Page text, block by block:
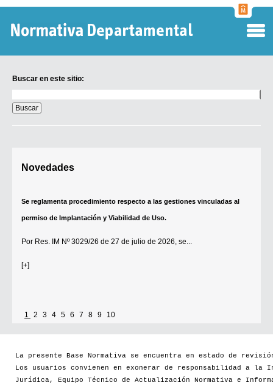
Buscar en este sitio:
en
este
sitio:
Novedades
Se reglamenta procedimiento respecto a las gestiones vinculadas al
permiso de Implantación y Viabilidad de Uso.
Por Res. IM Nº 3029/26 de 27 de julio de 2026, se...
[+]
1 2 3 4 5 6 7 8 9 10
La presente Base Normativa se encuentra en estado de
Los usuarios convienen en exonerar de responsabilidad a la
Jurídica, Equipo Técnico de Actualización Normativa e